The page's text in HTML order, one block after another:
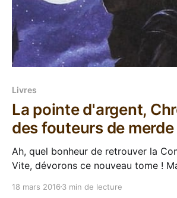
Livres
La pointe d'argent,
des fouteurs de merde
Ah, quel bonheur de retrouver la
Vite, dévorons ce nouveau tome !
La pointe d'argent est un spin-off de
18 mars 2016 3 min de lecture